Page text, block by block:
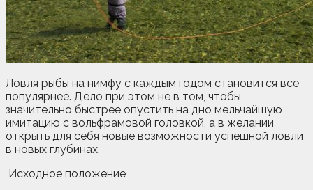
Ловля рыбы на нимфу с каждым годом становится все
популярнее. Дело при этом не в том, чтобы
значительно быстрее опустить на дно мельчайшую
имитацию с вольфрамовой головкой, а в желании
открыть для себя новые возможности успешной ловли
в новых глубинах.
Исходное положение